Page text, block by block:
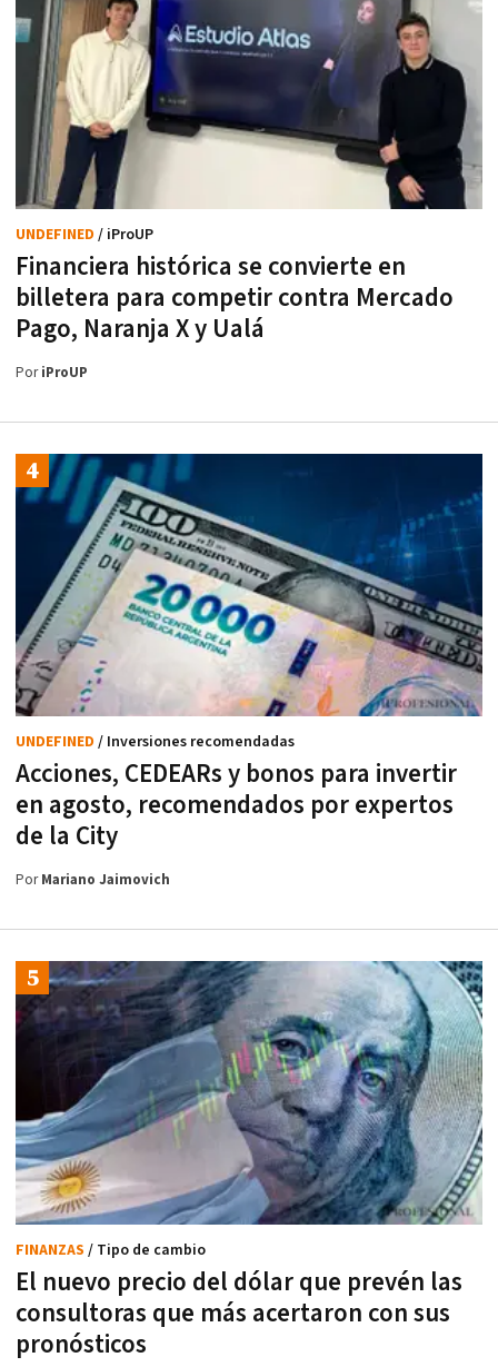
Financiera histórica se convierte en
billetera para competir contra Mercado
Pago, Naranja X y Ualá
UNDEFINED / iProUP
PoriProUP
Acciones, CEDEARs y bonos para invertir
en agosto, recomendados por expertos
de la City
UNDEFINED / Inversiones recomendadas
PorMariano Jaimovich
El nuevo precio del dólar que prevén las
consultoras que más acertaron con sus
pronósticos
FINANZAS / Tipo de cambio